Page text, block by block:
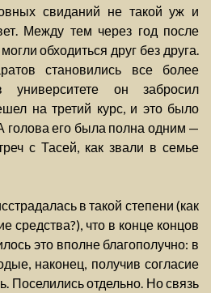
свиданий не такой уж и
Между тем через год после
обходиться друг без друга.
становились все более
он забросил
на третий курс, и это было
голова его была полна одним —
с Тасей, как звали в семье
в такой степени (как
средства?), что в конце концов
это вполне благополучно: в
наконец, получив согласие
Поселились отдельно. Но связь